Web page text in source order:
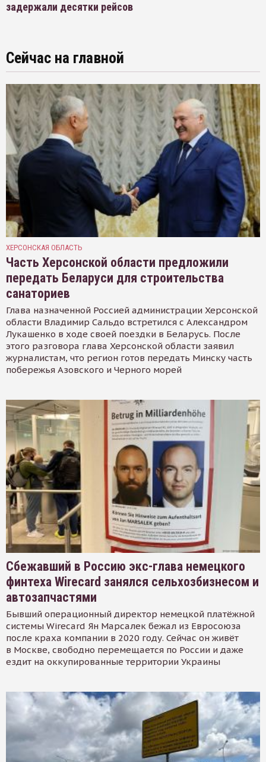
задержали десятки рейсов
Сейчас на главной
ХЕРСОНСКАЯ ОБЛАСТЬ
Часть Херсонской области предложили
передать Беларуси для строительства
санаториев
Глава назначенной Россией администрации Херсонской
области Владимир Сальдо встретился с Александром
Лукашенко в ходе своей поездки в Беларусь. После
этого разговора глава Херсонской области заявил
журналистам, что регион готов передать Минску часть
побережья Азовского и Черного морей
Сбежавший в Россию экс-глава немецкого
финтеха Wirecard занялся сельхозбизнесом и
автозапчастями
Бывший операционный директор немецкой платёжной
системы Wirecard Ян Марсалек бежал из Евросоюза
после краха компании в 2020 году. Сейчас он живёт
в Москве, свободно перемещается по России и даже
ездит на оккупированные территории Украины